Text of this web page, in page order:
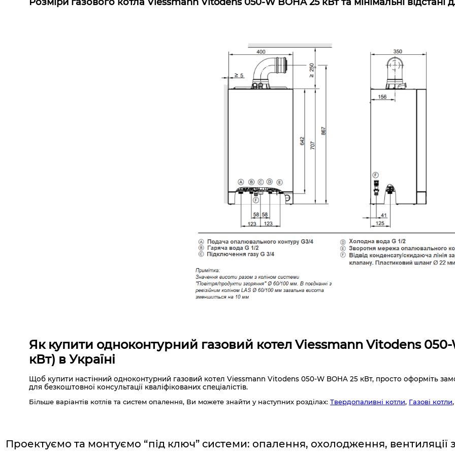
Як купити одноконтурний газовий котел Viessmann Vitodens
кВт) в Україні
Щоб купити настінний одноконтурний газовий котел Viessmann Vitodens 050-W BOHA 25 кВт, просто оформіть
для безкоштовної консультації кваліфікованих спеціалістів.
Більше варіантів котлів та систем опалення, Ви можете знайти у наступних розділах:Твердопаливні котли, Газові котли
Проектуємо та монтуємо “під ключ” системи: опалення, охолодження, вентиляції